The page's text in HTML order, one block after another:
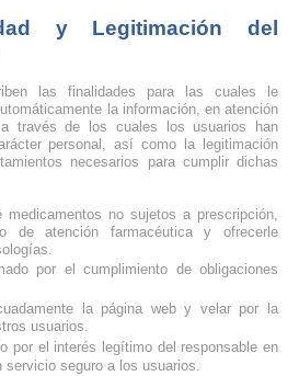
y Legitimación del
las finalidades para las cuales le
la información, en atención
través de los cuales los usuarios han
personal, así como la legitimación
necesarios para cumplir dichas
medicamentos no sujetos a prescripción,
de atención farmacéutica y ofrecerle
por el cumplimiento de obligaciones
la página web y velar por la
usuarios.
por el interés legítimo del responsable en
servicio seguro a los usuarios.